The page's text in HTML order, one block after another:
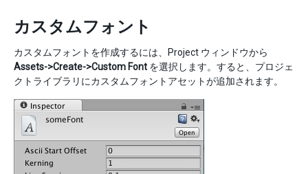
カスタムフォント
カスタムフォントを作成するには、Project ウィンドウから
Assets->Create->Custom Font を選択します。すると、プロジェ
クトライブラリにカスタムフォントアセットが追加されます。